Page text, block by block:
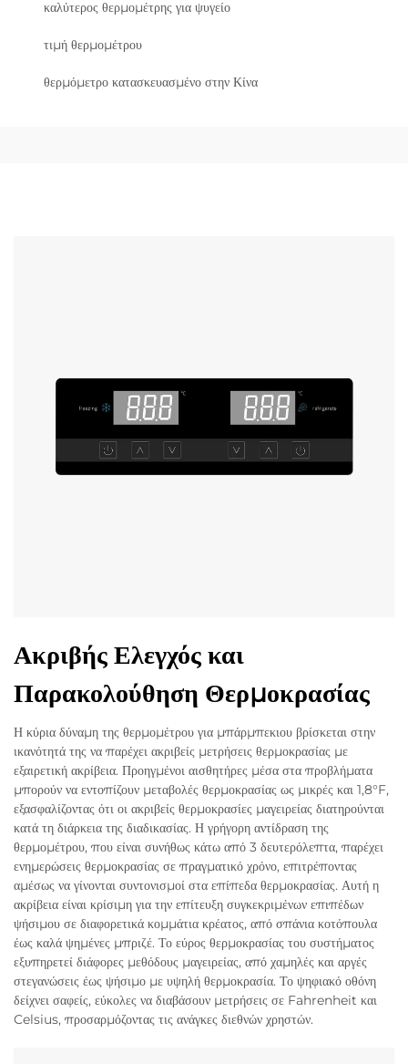
καλύτερος θερμομέτρης για ψυγείο
τιμή θερμομέτρου
θερμόμετρο κατασκευασμένο στην Κίνα
Ακριβής Ελεγχός και
Παρακολούθηση Θερμοκρασίας
Η κύρια δύναμη της θερμομέτρου για μπάρμπεκιου βρίσκεται στην
ικανότητά της να παρέχει ακριβείς μετρήσεις θερμοκρασίας με
εξαιρετική ακρίβεια. Προηγμένοι αισθητήρες μέσα στα προβλήματα
μπορούν να εντοπίζουν μεταβολές θερμοκρασίας ως μικρές και 1,8°F,
εξασφαλίζοντας ότι οι ακριβείς θερμοκρασίες μαγειρείας διατηρούνται
κατά τη διάρκεια της διαδικασίας. Η γρήγορη αντίδραση της
θερμομέτρου, που είναι συνήθως κάτω από 3 δευτερόλεπτα, παρέχει
ενημερώσεις θερμοκρασίας σε πραγματικό χρόνο, επιτρέποντας
αμέσως να γίνονται συντονισμοί στα επίπεδα θερμοκρασίας. Αυτή η
ακρίβεια είναι κρίσιμη για την επίτευξη συγκεκριμένων επιπέδων
ψήσιμου σε διαφορετικά κομμάτια κρέατος, από σπάνια κοτόπουλα
έως καλά ψημένες μπριζέ. Το εύρος θερμοκρασίας του συστήματος
εξυπηρετεί διάφορες μεθόδους μαγειρείας, από χαμηλές και αργές
στεγανώσεις έως ψήσιμο με υψηλή θερμοκρασία. Το ψηφιακό οθόνη
δείχνει σαφείς, εύκολες να διαβάσουν μετρήσεις σε Fahrenheit και
Celsius, προσαρμόζοντας τις ανάγκες διεθνών χρηστών.